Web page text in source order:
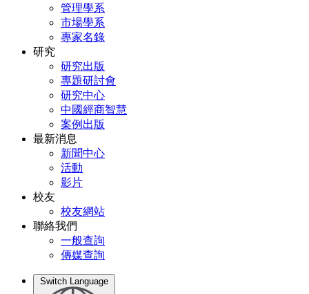
管理學系
市場學系
專家名錄
研究
研究出版
專題研討會
研究中心
中國經商智慧
案例出版
最新消息
新聞中心
活動
影片
校友
校友網站
聯絡我們
一般查詢
傳媒查詢
Switch Language